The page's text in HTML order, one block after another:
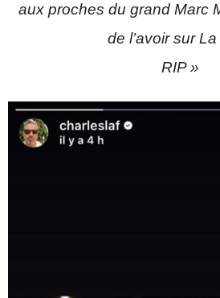
aux proches du grand Marc
de l’avoir sur
RIP »